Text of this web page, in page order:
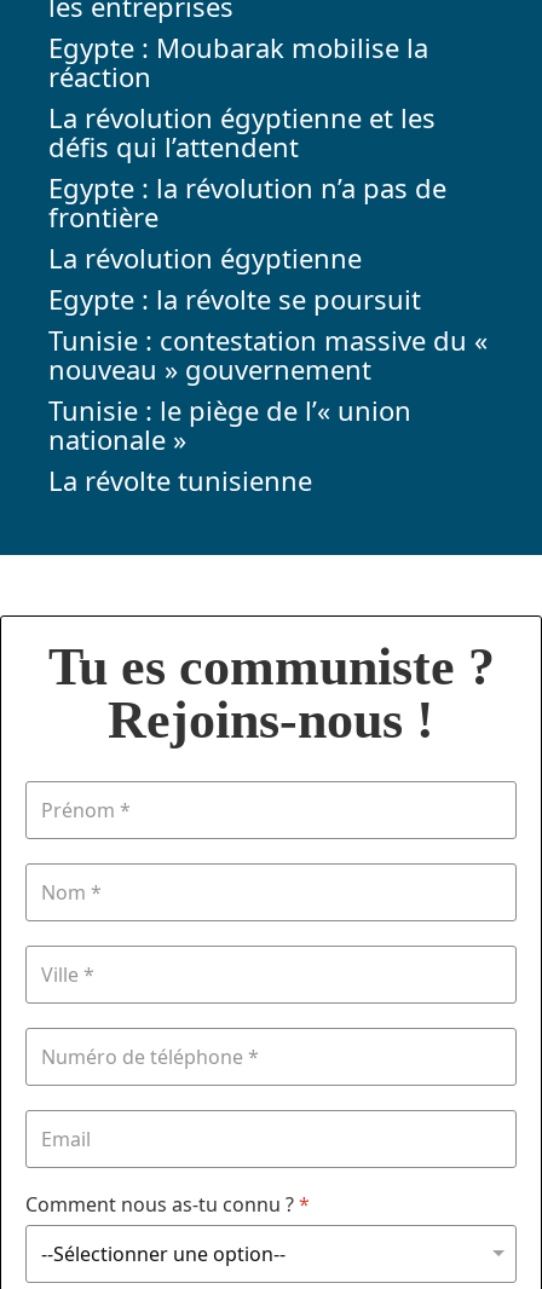
Egypte : Moubarak mobilise la
réaction
La révolution égyptienne et les
défis qui l’attendent
Egypte : la révolution n’a pas de
frontière
La révolution égyptienne
Egypte : la révolte se poursuit
Tunisie : contestation massive du «
nouveau » gouvernement
Tunisie : le piège de l’« union
nationale »
La révolte tunisienne
Tu es communiste ?
Rejoins-nous !
Comment nous as-tu connu ?*